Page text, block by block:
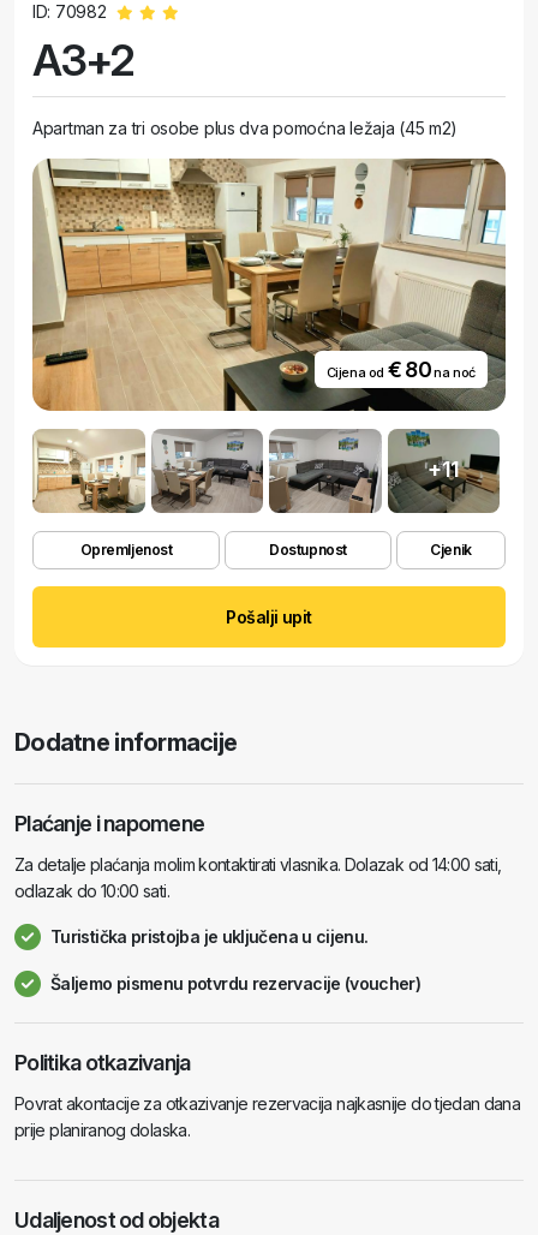
ID: 70982
A3+2
Apartman za tri osobe plus dva pomoćna ležaja (45 m2)
Cijena od € 80na noć
+11
Opremljenost Dostupnost Cjenik
Pošalji upit
Dodatne informacije
Plaćanje i napomene
Za detalje plaćanja molim kontaktirati vlasnika. Dolazak od 14:00 sati,
odlazak do 10:00 sati.
Turistička pristojba je uključena u cijenu.
Šaljemo pismenu potvrdu rezervacije (voucher)
Politika otkazivanja
Povrat akontacije za otkazivanje rezervacija najkasnije do tjedan dana
prije planiranog dolaska.
Udaljenost od objekta